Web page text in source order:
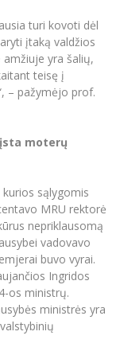
bazė
turi kovoti dėl
įtaką valdžios
yra šalių,
teisę į
– pažymėjo prof.
moterų
sąlygomis
MRU rektorė
nepriklausomą
vadovavo
buvo vyrai.
Ingridos
os ministrų.
ministrės yra